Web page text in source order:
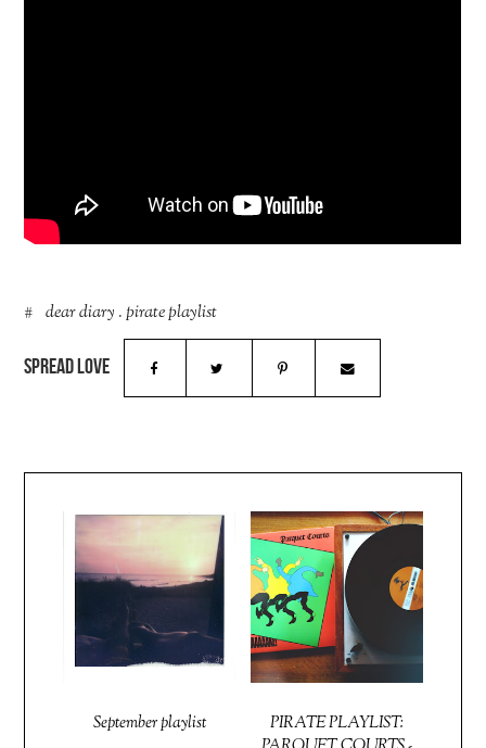
dear diary .pirate playlist
September playlist
PIRATE PLAYLIST: